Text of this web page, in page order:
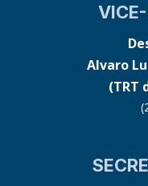
Alvaro
(TRT